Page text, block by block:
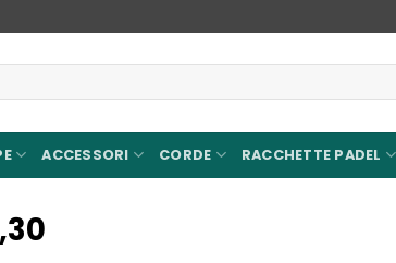
ACCESSORI CORDE RACCHETTE PADEL